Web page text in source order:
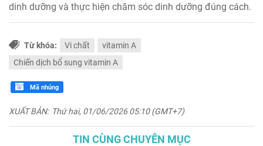
dinh dưỡng và thực hiện chăm sóc dinh dưỡng đúng cách.
Từ khóa: Vi chất
vitamin A
Chiến dịch bổ sung vitamin A
Mã nhúng
XUẤT BẢN: Thứ hai, 01/06/2026 05:10 (GMT+7)
TIN CÙNG CHUYÊN MỤC